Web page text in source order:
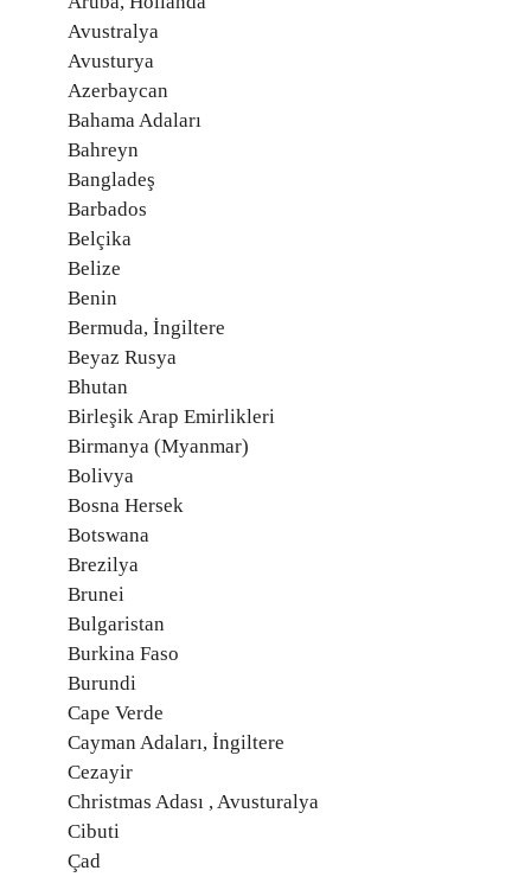
Avustralya
Avusturya
Azerbaycan
Bahama Adaları
Bahreyn
Bangladeş
Barbados
Belçika
Belize
Benin
Bermuda, İngiltere
Beyaz Rusya
Bhutan
Birleşik Arap Emirlikleri
Birmanya (Myanmar)
Bolivya
Bosna Hersek
Botswana
Brezilya
Brunei
Bulgaristan
Burkina Faso
Burundi
Cape Verde
Cayman Adaları, İngiltere
Cezayir
Christmas Adası , Avusturalya
Cibuti
Çad